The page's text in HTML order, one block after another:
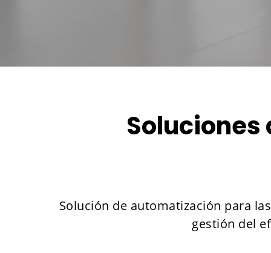
Solución de automatización para
gestión del